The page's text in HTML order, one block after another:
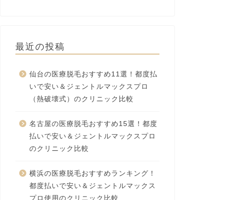
最近の投稿
仙台の医療脱毛おすすめ11選！都度払
いで安い＆ジェントルマックスプロ
（熱破壊式）のクリニック比較
名古屋の医療脱毛おすすめ15選！都度
払いで安い＆ジェントルマックスプロ
のクリニック比較
横浜の医療脱毛おすすめランキング！
都度払いで安い＆ジェントルマックス
プロ使用のクリニック比較